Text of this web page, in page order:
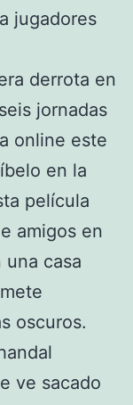
jugadores
derrota en
jornadas
online este
en la
película
amigos en
casa
oscuros.
ve sacado